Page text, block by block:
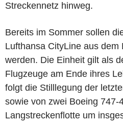
Streckennetz hinweg.
Bereits im Sommer sollen
Lufthansa CityLine aus dem
werden. Die Einheit gilt als
Flugzeuge am Ende ihres
folgt die Stilllegung der
sowie von zwei Boeing 747-
Langstreckenflotte um